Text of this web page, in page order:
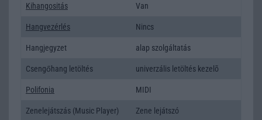
Kihangositás Van
Hangvezérlés Nincs
Hangjegyzet alap szolgáltatás
Csengőhang letöltés univerzális letöltés kezelõ
Polifonia MIDI
Zenelejátszás (Music Player) Zene lejátszó